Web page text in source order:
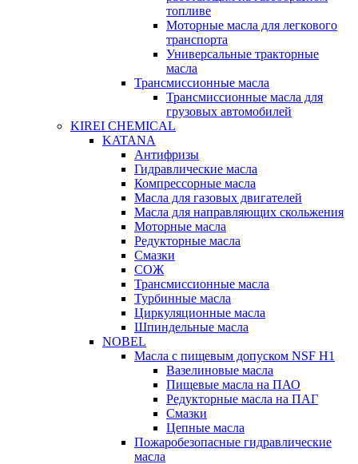
топливе
Моторные масла для легкового
транспорта
Универсальные тракторные
масла
Трансмиссионные масла
Трансмиссионные масла для
грузовых автомобилей
KIREI CHEMICAL
KATANA
Антифризы
Гидравлические масла
Компрессорные масла
Масла для газовых двигателей
Масла для направляющих скольжения
Моторные масла
Редукторные масла
Смазки
СОЖ
Трансмиссионные масла
Турбинные масла
Циркуляционные масла
Шпиндельные масла
NOBEL
Масла с пищевым допуском NSF H1
Вазелиновые масла
Пищевые масла на ПАО
Редукторные масла на ПАГ
Смазки
Цепные масла
Пожаробезопасные гидравлические
масла